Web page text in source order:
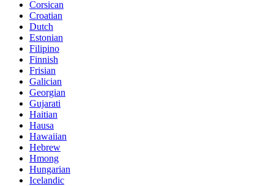
Corsican
Croatian
Dutch
Estonian
Filipino
Finnish
Frisian
Galician
Georgian
Gujarati
Haitian
Hausa
Hawaiian
Hebrew
Hmong
Hungarian
Icelandic